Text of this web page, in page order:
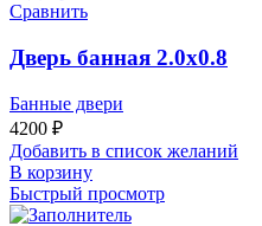
Сравнить
Дверь банная 2.0х0.8
Банные двери
4200 ₽
Добавить в список желаний
В корзину
Быстрый просмотр